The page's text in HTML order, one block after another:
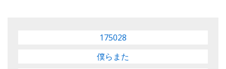
175028
僕らまた